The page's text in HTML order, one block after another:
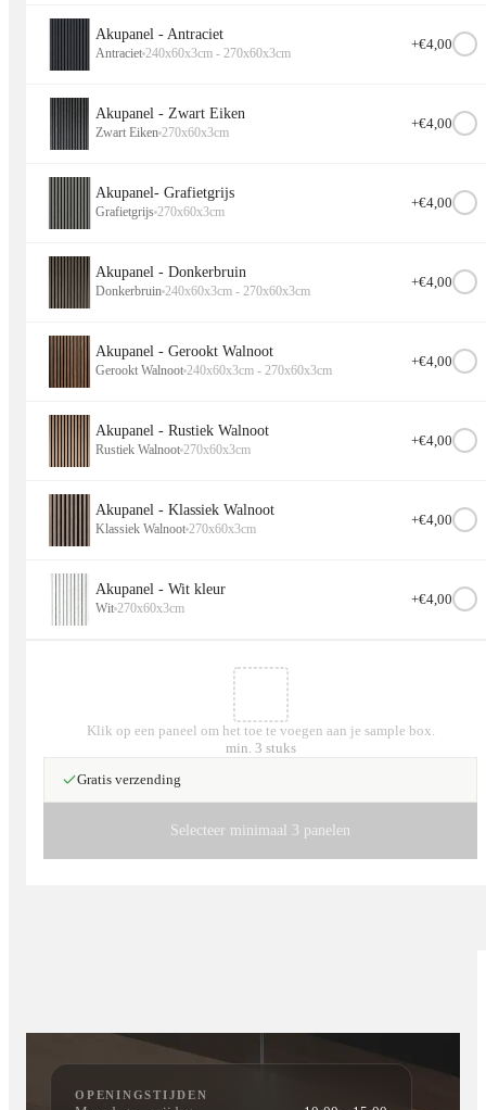
Klik op een paneel om het toe te voegen aan je sample box.
min. 3 stuks
Gratis verzending
Selecteer minimaal 3 panelen
Akupanel - Antraciet
Antraciet 240x60x3cm - 270x60x3cm
+€4,00
Akupanel - Zwart Eiken
Zwart Eiken 270x60x3cm
+€4,00
Akupanel- Grafietgrijs
Grafietgrijs 270x60x3cm
+€4,00
Akupanel - Donkerbruin
Donkerbruin 240x60x3cm - 270x60x3cm
+€4,00
Akupanel - Gerookt Walnoot
Gerookt Walnoot 240x60x3cm - 270x60x3cm
+€4,00
Akupanel - Rustiek Walnoot
Rustiek Walnoot 270x60x3cm
+€4,00
Akupanel - Klassiek Walnoot
Klassiek Walnoot 270x60x3cm
+€4,00
Akupanel - Wit kleur
Wit 270x60x3cm
+€4,00
OPENINGSTIJDEN